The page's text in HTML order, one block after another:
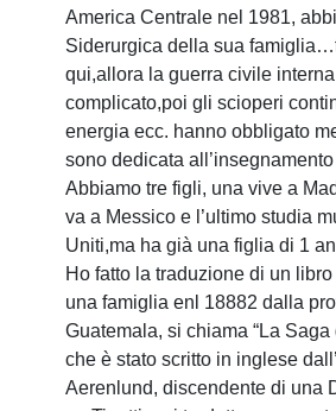
America Centrale nel 1981,
Siderurgica della sua
qui,allora la guerra civile
complicato,poi gli scioperi
energia ecc. hanno obbligato
sono dedicata
Abbiamo tre figli, una vive a
va a Messico e l’ultimo studia
Uniti,ma ha già una figlia di 1
Ho fatto la traduzione di un
una famiglia enl 18882 dalla
Guatemala, si chiama “La
che è stato scritto in inglese
Aerenlund, discendente di una